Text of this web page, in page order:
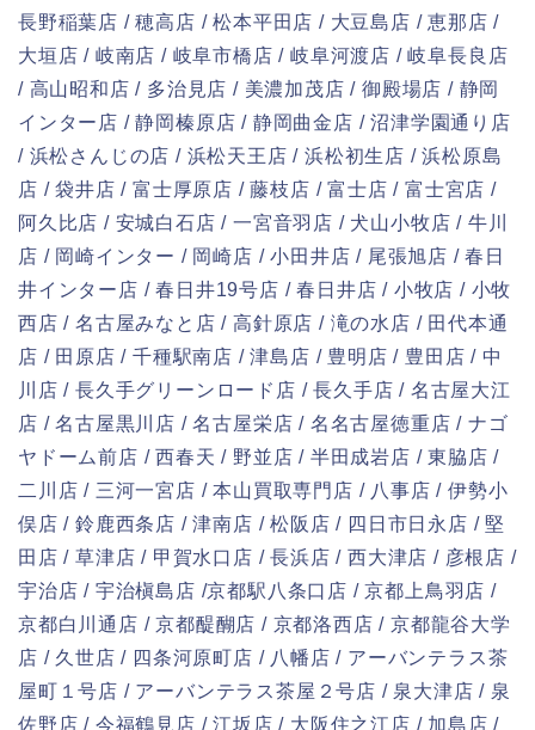
長野稲葉店 / 穂高店 / 松本平田店 / 大豆島店 / 恵那店 /
大垣店 / 岐南店 / 岐阜市橋店 / 岐阜河渡店 / 岐阜長良店
/ 高山昭和店 / 多治見店 / 美濃加茂店 / 御殿場店 / 静岡
インター店 / 静岡榛原店 / 静岡曲金店 / 沼津学園通り店
/ 浜松さんじの店 / 浜松天王店 / 浜松初生店 / 浜松原島
店 / 袋井店 / 富士厚原店 / 藤枝店 / 富士店 / 富士宮店 /
阿久比店 / 安城白石店 / 一宮音羽店 / 犬山小牧店 / 牛川
店 / 岡崎インター / 岡崎店 / 小田井店 / 尾張旭店 / 春日
井インター店 / 春日井19号店 / 春日井店 / 小牧店 / 小牧
西店 / 名古屋みなと店 / 高針原店 / 滝の水店 / 田代本通
店 / 田原店 / 千種駅南店 / 津島店 / 豊明店 / 豊田店 / 中
川店 / 長久手グリーンロード店 / 長久手店 / 名古屋大江
店 / 名古屋黒川店 / 名古屋栄店 / 名名古屋徳重店 / ナゴ
ヤドーム前店 / 西春天 / 野並店 / 半田成岩店 / 東脇店 /
二川店 / 三河一宮店 / 本山買取専門店 / 八事店 / 伊勢小
俣店 / 鈴鹿西条店 / 津南店 / 松阪店 / 四日市日永店 / 堅
田店 / 草津店 / 甲賀水口店 / 長浜店 / 西大津店 / 彦根店 /
宇治店 / 宇治槇島店 /京都駅八条口店 / 京都上鳥羽店 /
京都白川通店 / 京都醍醐店 / 京都洛西店 / 京都龍谷大学
店 / 久世店 / 四条河原町店 / 八幡店 / アーバンテラス茶
屋町１号店 / アーバンテラス茶屋２号店 / 泉大津店 / 泉
佐野店 / 今福鶴見店 / 江坂店 / 大阪住之江店 / 加島店 /